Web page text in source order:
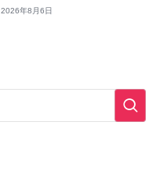
2026年8月6日